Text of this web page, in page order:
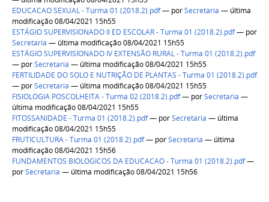
EDUCACAO SEXUAL - Turma 01 (2018.2).pdf— porSecretaria — última
modificação 08/04/2021 15h55
ESTÁGIO SUPERVISIONADO II ED ESCOLAR - Turma 01 (2018.2).pdf— por
Secretaria — última modificação 08/04/2021 15h55
ESTÁGIO SUPERVISIONADO IV EXTENSÃO RURAL - Turma 01 (2018.2).pdf
— porSecretaria — última modificação 08/04/2021 15h55
FERTILIDADE DO SOLO E NUTRIÇÃO DE PLANTAS - Turma 01 (2018.2).pdf
— porSecretaria — última modificação 08/04/2021 15h55
FISIOLOGIA POSCOLHEITA - Turma 02 (2018.2).pdf— porSecretaria —
última modificação 08/04/2021 15h55
FITOSSANIDADE - Turma 01 (2018.2).pdf— porSecretaria — última
modificação 08/04/2021 15h55
FRUTICULTURA - Turma 01 (2018.2).pdf— porSecretaria — última
modificação 08/04/2021 15h56
FUNDAMENTOS BIOLOGICOS DA EDUCACAO - Turma 01 (2018.2).pdf—
porSecretaria — última modificação 08/04/2021 15h56